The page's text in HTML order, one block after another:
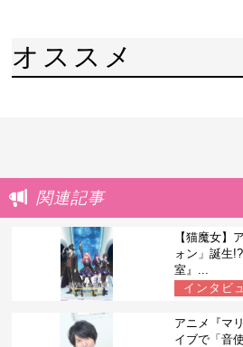
オススメ
関連記事
【猫魔女】
ォン」誕生
室』...
インタビ
アニメ『マ
イブで「音